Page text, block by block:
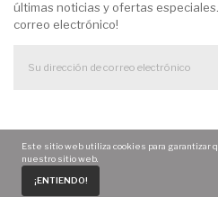
Home
últimas noticias y ofertas
correo electrónico!
Este sitio web utiliza cookies para garantizar
nuestro sitio web.
¡ENTIENDO!